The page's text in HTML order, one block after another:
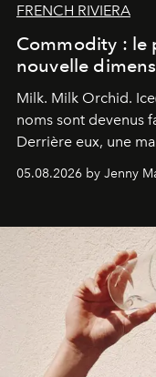
FRENCH RIVIERA
Commodity : le
nouvelle
Milk. Milk Orchid.
noms sont devenus
Derrière eux, une
une approche aussi
05.08.2026 by Jenny